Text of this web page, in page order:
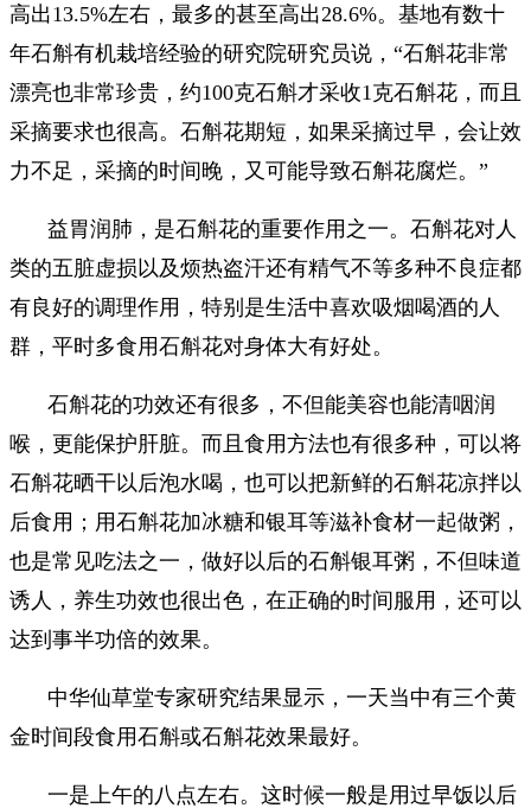
高出13.5%左右，最多的甚至高出28.6%。基地有数十
年石斛有机栽培经验的研究院研究员说，“石斛花非常
漂亮也非常珍贵，约100克石斛才采收1克石斛花，而且
采摘要求也很高。石斛花期短，如果采摘过早，会让效
力不足，采摘的时间晚，又可能导致石斛花腐烂。”
益胃润肺，是石斛花的重要作用之一。石斛花对人
类的五脏虚损以及烦热盗汗还有精气不等多种不良症都
有良好的调理作用，特别是生活中喜欢吸烟喝酒的人
群，平时多食用石斛花对身体大有好处。
石斛花的功效还有很多，不但能美容也能清咽润
喉，更能保护肝脏。而且食用方法也有很多种，可以将
石斛花晒干以后泡水喝，也可以把新鲜的石斛花凉拌以
后食用；用石斛花加冰糖和银耳等滋补食材一起做粥，
也是常见吃法之一，做好以后的石斛银耳粥，不但味道
诱人，养生功效也很出色，在正确的时间服用，还可以
达到事半功倍的效果。
中华仙草堂专家研究结果显示，一天当中有三个黄
金时间段食用石斛或石斛花效果最好。
一是上午的八点左右。这时候一般是用过早饭以后